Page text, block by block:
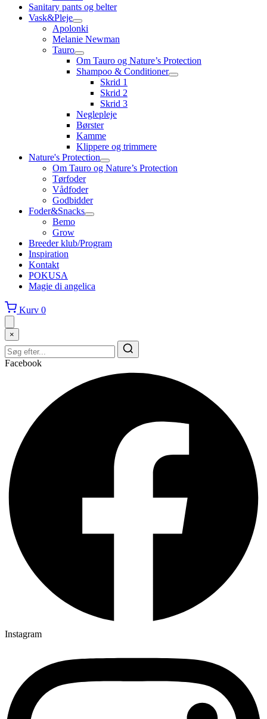
Sanitary pants og belter
Vask&Pleje
Apolonki
Melanie Newman
Tauro
Om Tauro og Nature’s Protection
Shampoo & Conditioner
Skrid 1
Skrid 2
Skrid 3
Neglepleje
Børster
Kamme
Klippere og trimmere
Nature's Protection
Om Tauro og Nature’s Protection
Tørfoder
Vådfoder
Godbidder
Foder&Snacks
Bemo
Grow
Breeder klub/Program
Inspiration
Kontakt
POKUSA
Magie di angelica
Kurv 0
×
Facebook
Instagram